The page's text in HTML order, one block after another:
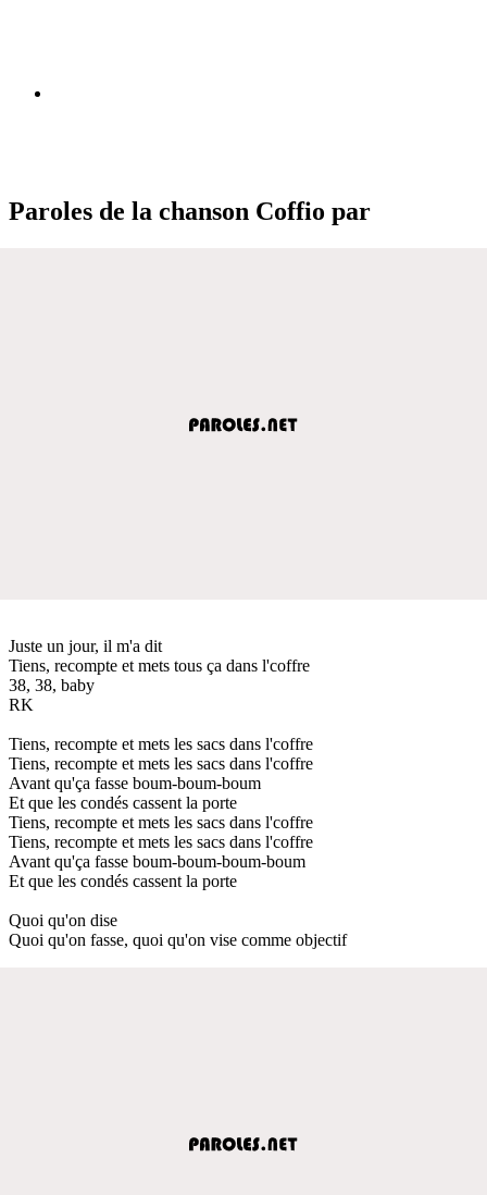
Paroles de la chanson Coffio par
Juste un jour, il m'a dit
Tiens, recompte et mets tous ça dans l'coffre
38, 38, baby
RK
Tiens, recompte et mets les sacs dans l'coffre
Tiens, recompte et mets les sacs dans l'coffre
Avant qu'ça fasse boum-boum-boum
Et que les condés cassent la porte
Tiens, recompte et mets les sacs dans l'coffre
Tiens, recompte et mets les sacs dans l'coffre
Avant qu'ça fasse boum-boum-boum-boum
Et que les condés cassent la porte
Quoi qu'on dise
Quoi qu'on fasse, quoi qu'on vise comme objectif